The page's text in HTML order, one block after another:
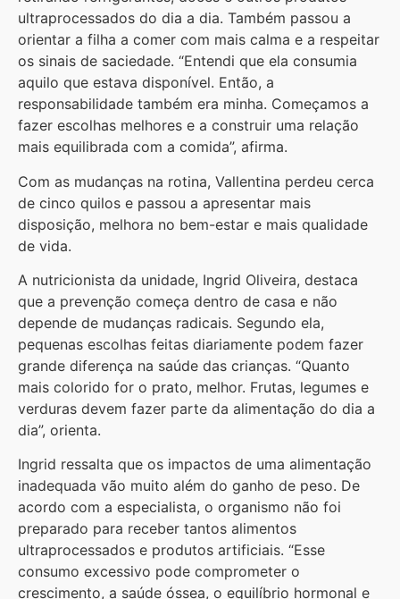
ultraprocessados do dia a dia. Também passou a
orientar a filha a comer com mais calma e a respeitar
os sinais de saciedade. “Entendi que ela consumia
aquilo que estava disponível. Então, a
responsabilidade também era minha. Começamos a
fazer escolhas melhores e a construir uma relação
mais equilibrada com a comida”, afirma.
Com as mudanças na rotina, Vallentina perdeu cerca
de cinco quilos e passou a apresentar mais
disposição, melhora no bem-estar e mais qualidade
de vida.
A nutricionista da unidade, Ingrid Oliveira, destaca
que a prevenção começa dentro de casa e não
depende de mudanças radicais. Segundo ela,
pequenas escolhas feitas diariamente podem fazer
grande diferença na saúde das crianças. “Quanto
mais colorido for o prato, melhor. Frutas, legumes e
verduras devem fazer parte da alimentação do dia a
dia”, orienta.
Ingrid ressalta que os impactos de uma alimentação
inadequada vão muito além do ganho de peso. De
acordo com a especialista, o organismo não foi
preparado para receber tantos alimentos
ultraprocessados e produtos artificiais. “Esse
consumo excessivo pode comprometer o
crescimento, a saúde óssea, o equilíbrio hormonal e